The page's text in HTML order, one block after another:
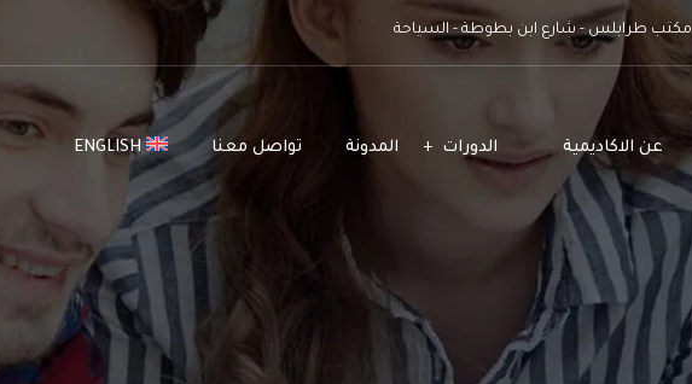
مكتب طرابلس - شارع ابن بطوطة - السياحة
عن الاكاديمية الدورات المدونة تواصل معنا ENGLISH